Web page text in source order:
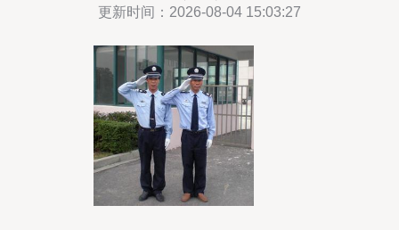
政专员助理
更新时间：2026-08-04 15:03:27